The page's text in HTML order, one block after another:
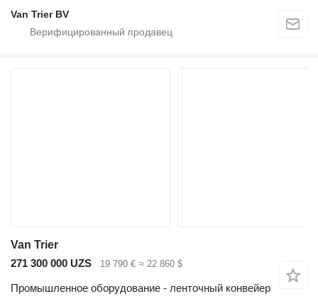
Van Trier BV
Van Trier
271 300 000 UZS
19 790 € ≈ 22 860 $
Промышленное оборудование - ленточный конвейер